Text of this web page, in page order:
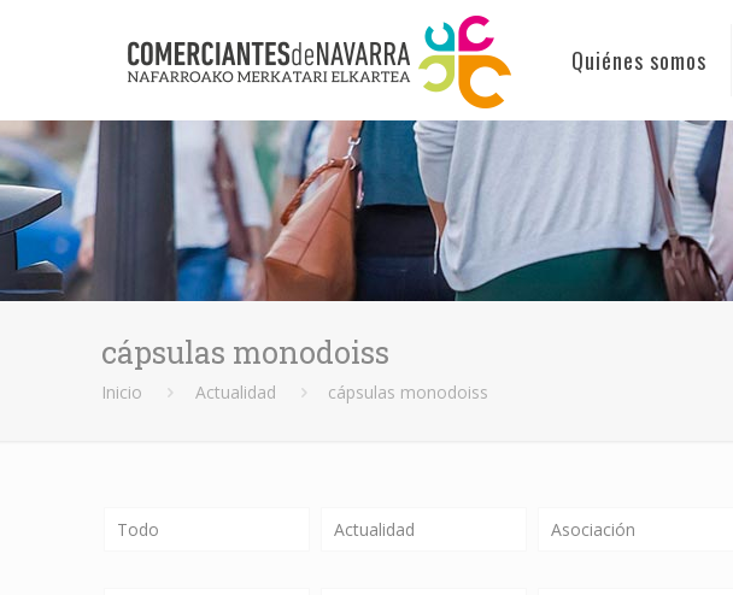
Quiénes somos
cápsulas monodoiss
Inicio Actualidad cápsulas monodoiss
Todo Actualidad Asociación